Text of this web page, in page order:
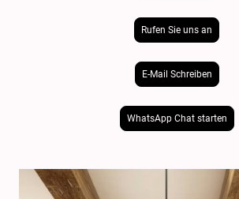
Rufen Sie uns an
E-Mail Schreiben
WhatsApp Chat starten